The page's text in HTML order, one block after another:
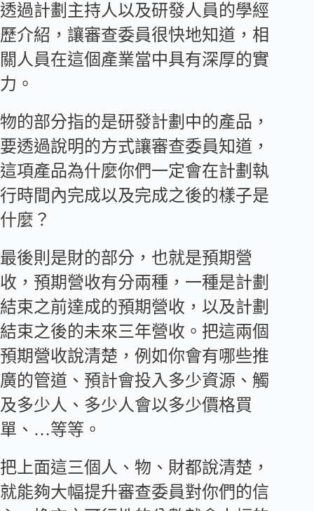
透過計劃主持人以及研發人員的學經
歷介紹，讓審查委員很快地知道，相
關人員在這個產業當中具有深厚的實
力。
物的部分指的是研發計劃中的產品，
要透過說明的方式讓審查委員知道，
這項產品為什麼你們一定會在計劃執
行時間內完成以及完成之後的樣子是
什麼？
最後則是財的部分，也就是預期營
收，預期營收有分兩種，一種是計劃
結束之前達成的預期營收，以及計劃
結束之後的未來三年營收。把這兩個
預期營收說清楚，例如你會有哪些推
廣的管道、預計會投入多少資源、觸
及多少人、多少人會以多少價格買
單、…等等。
把上面這三個人、物、財都說清楚，
就能夠大幅提升審查委員對你們的信